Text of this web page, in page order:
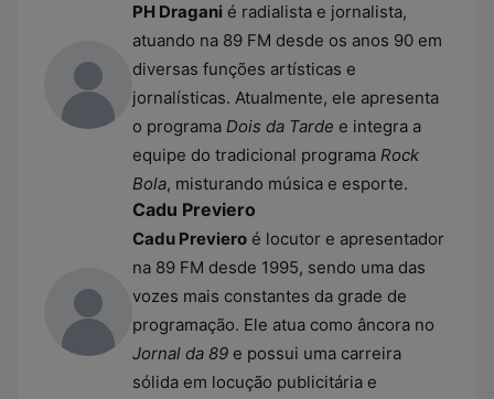
PH Dragani é radialista e jornalista,
atuando na 89 FM desde os anos 90 em
diversas funções artísticas e
jornalísticas. Atualmente, ele apresenta
o programa Dois da Tarde e integra a
equipe do tradicional programa Rock
Bola, misturando música e esporte.
Cadu Previero
Cadu Previero é locutor e apresentador
na 89 FM desde 1995, sendo uma das
vozes mais constantes da grade de
programação. Ele atua como âncora no
Jornal da 89 e possui uma carreira
sólida em locução publicitária e